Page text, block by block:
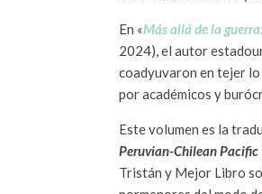
En «Más allá de la
2024), el autor
coadyuvaron en tejer
por académicos y
Este volumen es la
Peruvian-Chilean
Tristán y Mejor Libro